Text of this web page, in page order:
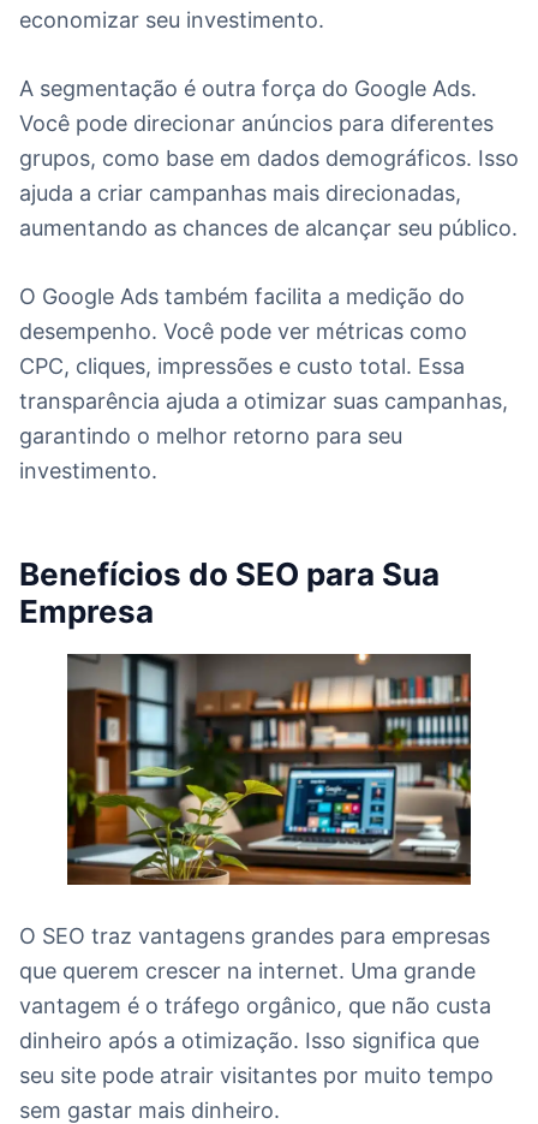
economizar seu investimento.
A segmentação é outra força do Google Ads.
Você pode direcionar anúncios para diferentes
grupos, como base em dados demográficos. Isso
ajuda a criar campanhas mais direcionadas,
aumentando as chances de alcançar seu público.
O Google Ads também facilita a medição do
desempenho. Você pode ver métricas como
CPC, cliques, impressões e custo total. Essa
transparência ajuda a otimizar suas campanhas,
garantindo o melhor retorno para seu
investimento.
Benefícios do SEO para Sua
Empresa
O SEO traz vantagens grandes para empresas
que querem crescer na internet. Uma grande
vantagem é o tráfego orgânico, que não custa
dinheiro após a otimização. Isso significa que
seu site pode atrair visitantes por muito tempo
sem gastar mais dinheiro.